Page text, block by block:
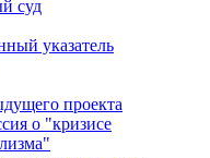
суд
указатель
проекта
о "кризисе